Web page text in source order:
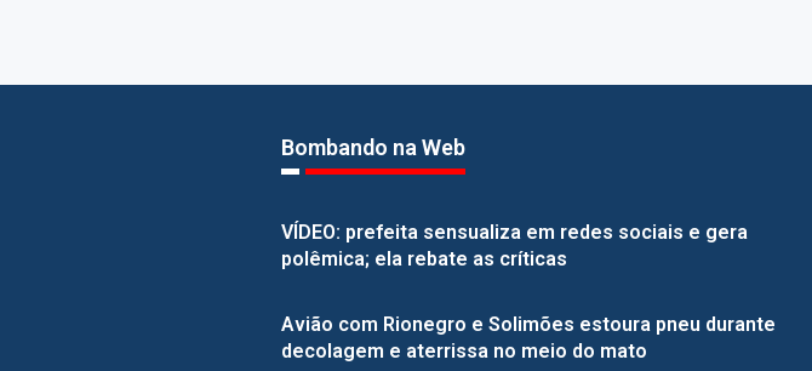
Bombando na Web
VÍDEO: prefeita sensualiza em redes sociais e gera
polêmica; ela rebate as críticas
Avião com Rionegro e Solimões estoura pneu durante
decolagem e aterrissa no meio do mato